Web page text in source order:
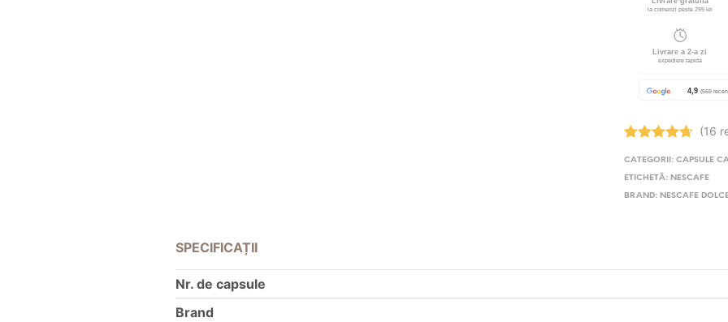
4.69stele
din 5
(16
CATEGORII:CAPSULE
ETICHETĂ: NESCAFE
BRAND: NESCAFE
SPECIFICAȚII
Nr. de capsule
Brand